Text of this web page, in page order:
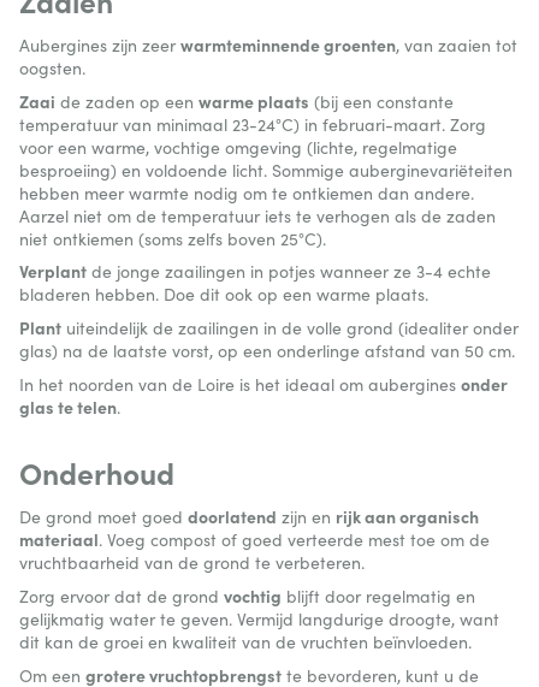
Aubergines zijn zeer warmteminnende groenten, van zaaien tot
oogsten.
Zaai de zaden op een warme plaats (bij een constante
temperatuur van minimaal 23-24°C) in februari-maart. Zorg
voor een warme, vochtige omgeving (lichte, regelmatige
besproeiing) en voldoende licht. Sommige auberginevariëteiten
hebben meer warmte nodig om te ontkiemen dan andere.
Aarzel niet om de temperatuur iets te verhogen als de zaden
niet ontkiemen (soms zelfs boven 25°C).
Verplant de jonge zaailingen in potjes wanneer ze 3-4 echte
bladeren hebben. Doe dit ook op een warme plaats.
Plant uiteindelijk de zaailingen in de volle grond (idealiter onder
glas) na de laatste vorst, op een onderlinge afstand van 50 cm.
In het noorden van de Loire is het ideaal om aubergines onder
glas te telen.
Onderhoud
De grond moet goed doorlatend zijn en rijk aan organisch
materiaal. Voeg compost of goed verteerde mest toe om de
vruchtbaarheid van de grond te verbeteren.
Zorg ervoor dat de grond vochtig blijft door regelmatig en
gelijkmatig water te geven. Vermijd langdurige droogte, want
dit kan de groei en kwaliteit van de vruchten beïnvloeden.
Om een grotere vruchtopbrengst te bevorderen, kunt u de